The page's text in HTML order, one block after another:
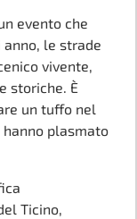
evento che
le strade
vivente,
storiche. È
un tuffo nel
plasmato
Ticino,